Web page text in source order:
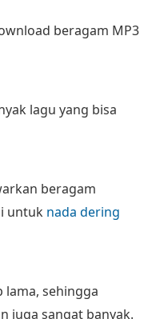
beragam MP3
lagu yang bisa
beragam
untuk nada dering
sehingga
juga sangat banyak.